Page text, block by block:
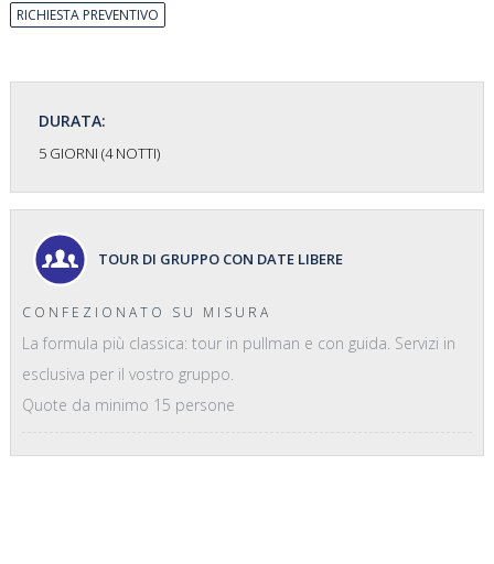
RICHIESTA PREVENTIVO
DURATA:
5 GIORNI (4 NOTTI)
TOUR DI GRUPPO CON DATE LIBERE
CONFEZIONATO SU MISURA
La formula più classica: tour in pullman e con guida. Servizi in
esclusiva per il vostro gruppo.
Quote da minimo 15 persone